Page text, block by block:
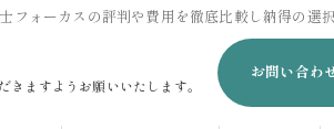
フォーカスの評判や費用を徹底比較し納得の選
ますようお願いいたします。
お問い合わ